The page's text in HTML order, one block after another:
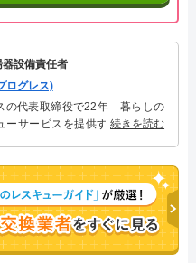
設備責任者
ログレス)
の代表取締役で22年 暮らしの
ーサービスを提供する株式会社
信頼される「給湯器」のスペシ
続きを読む